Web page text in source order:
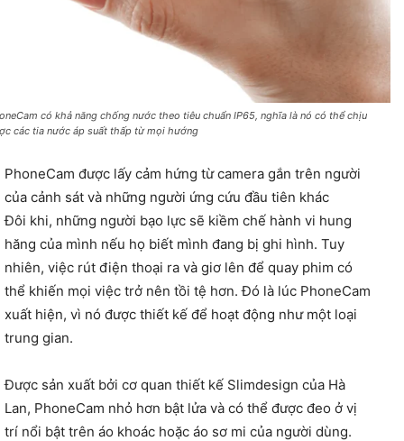
có khả năng chống nước theo tiêu chuẩn IP65, nghĩa là nó có thể chịu
các tia nước áp suất thấp từ mọi hướng
PhoneCam được lấy cảm hứng từ camera gắn trên người
của cảnh sát và những người ứng cứu đầu tiên khác
Đôi khi, những người bạo lực sẽ kiềm chế hành vi hung
hăng của mình nếu họ biết mình đang bị ghi hình. Tuy
nhiên, việc rút điện thoại ra và giơ lên để quay phim có
thể khiến mọi việc trở nên tồi tệ hơn. Đó là lúc PhoneCam
xuất hiện, vì nó được thiết kế để hoạt động như một loại
trung gian.
Được sản xuất bởi cơ quan thiết kế Slimdesign của Hà
Lan, PhoneCam nhỏ hơn bật lửa và có thể được đeo ở vị
trí nổi bật trên áo khoác hoặc áo sơ mi của người dùng.